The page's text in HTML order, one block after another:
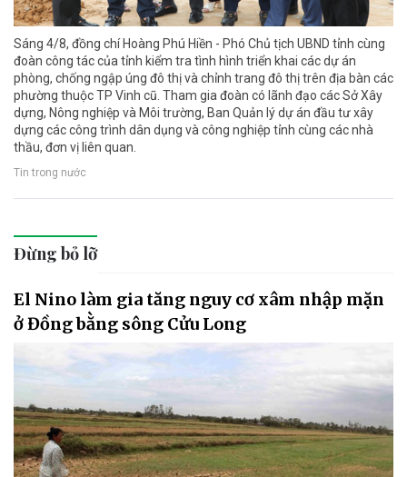
Sáng 4/8, đồng chí Hoàng Phú Hiền - Phó Chủ tịch UBND tỉnh cùng
đoàn công tác của tỉnh kiểm tra tình hình triển khai các dự án
phòng, chống ngập úng đô thị và chỉnh trang đô thị trên địa bàn các
phường thuộc TP Vinh cũ. Tham gia đoàn có lãnh đạo các Sở Xây
dựng, Nông nghiệp và Môi trường, Ban Quản lý dự án đầu tư xây
dựng các công trình dân dụng và công nghiệp tỉnh cùng các nhà
thầu, đơn vị liên quan.
Tin trong nước
Đừng bỏ lỡ
El Nino làm gia tăng nguy cơ xâm nhập mặn
ở Đồng bằng sông Cửu Long